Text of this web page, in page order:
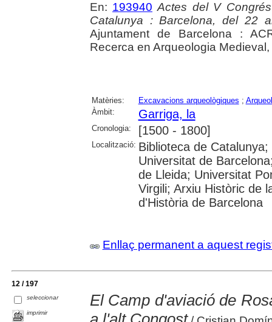
En: 193940 Actes del V
Catalunya : Barcelona, del 22
Ajuntament de Barcelona :
Recerca en Arqueologia
Matèries: Excavacions arqueològiques ;
Àmbit:
Garriga, la
Cronologia: [1500 - 1800]
Localització: Biblioteca de
Universitat de
de Lleida; Universitat
Virgili; Arxiu Històric de
d'Història de Barcelona
Enllaç permanent a aquest
12 / 197
seleccionar
imprimir
El Camp d'aviació de